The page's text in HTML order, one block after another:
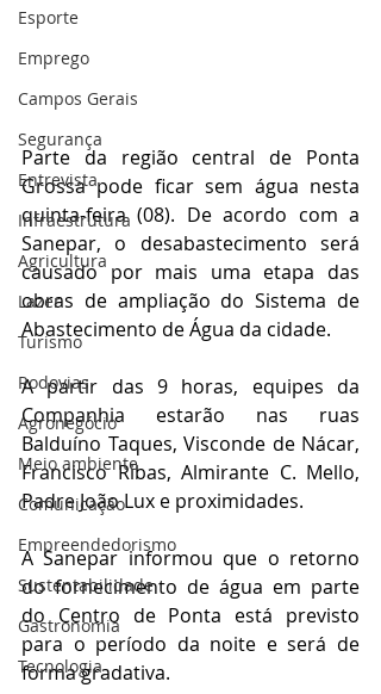
Esporte
Emprego
Campos Gerais
Segurança
Entrevista
Infraestrutura
Agricultura
Lazer
Turismo
Rodovias
Agronegócio
Meio ambiente
Comunicação
Empreendedorismo
Sustentabilidade
Gastronomia
Tecnologia
Parte da região central de Ponta
Grossa pode ficar sem água nesta
quinta-feira (08). De acordo com a
Sanepar, o desabastecimento será
causado por mais uma etapa das
obras de ampliação do Sistema de
Abastecimento de Água da cidade.
A partir das 9 horas, equipes da
Companhia estarão nas ruas
Balduíno Taques, Visconde de Nácar,
Francisco Ribas, Almirante C. Mello,
Padre João Lux e proximidades.
A Sanepar informou que o retorno
do fornecimento de água em parte
do Centro de Ponta está previsto
para o período da noite e será de
forma gradativa.